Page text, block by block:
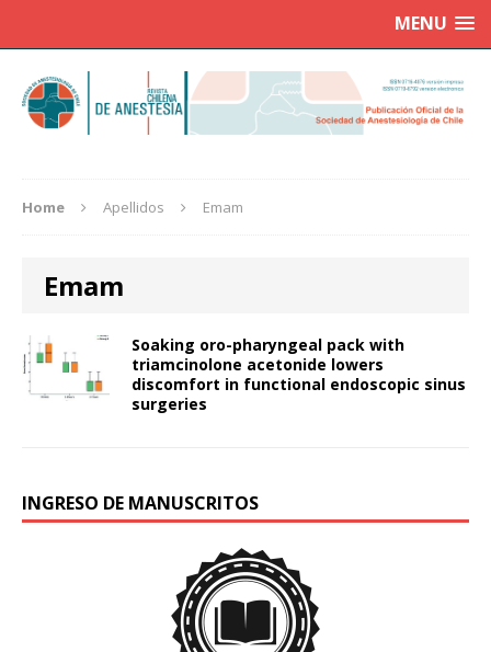
MENU
Home Apellidos Emam
Emam
Soaking oro-pharyngeal pack with
triamcinolone acetonide lowers
discomfort in functional endoscopic sinus
surgeries
INGRESO DE MANUSCRITOS